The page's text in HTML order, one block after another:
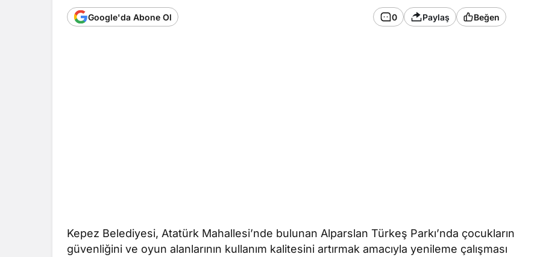
Google'da Abone Ol 0 Paylaş Beğen
Kepez Belediyesi, Atatürk Mahallesi’nde bulunan Alparslan Türkeş Parkı’nda çocukların
güvenliğini ve oyun alanlarının kullanım kalitesini artırmak amacıyla yenileme çalışması